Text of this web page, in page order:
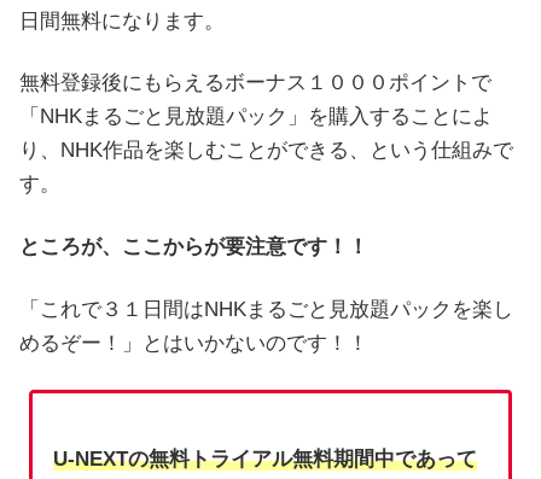
日間無料になります。
無料登録後にもらえるボーナス１０００ポイントで
「NHKまるごと見放題パック」を購入することによ
り、NHK作品を楽しむことができる、という仕組みで
す。
ところが、ここからが要注意です！！
「これで３１日間はNHKまるごと見放題パックを楽し
めるぞー！」とはいかないのです！！
U-NEXTの無料トライアル無料期間中であって